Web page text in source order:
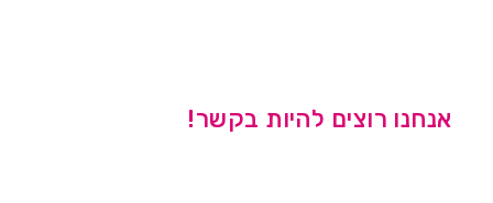
אנחנו רוצים להיות בקשר!